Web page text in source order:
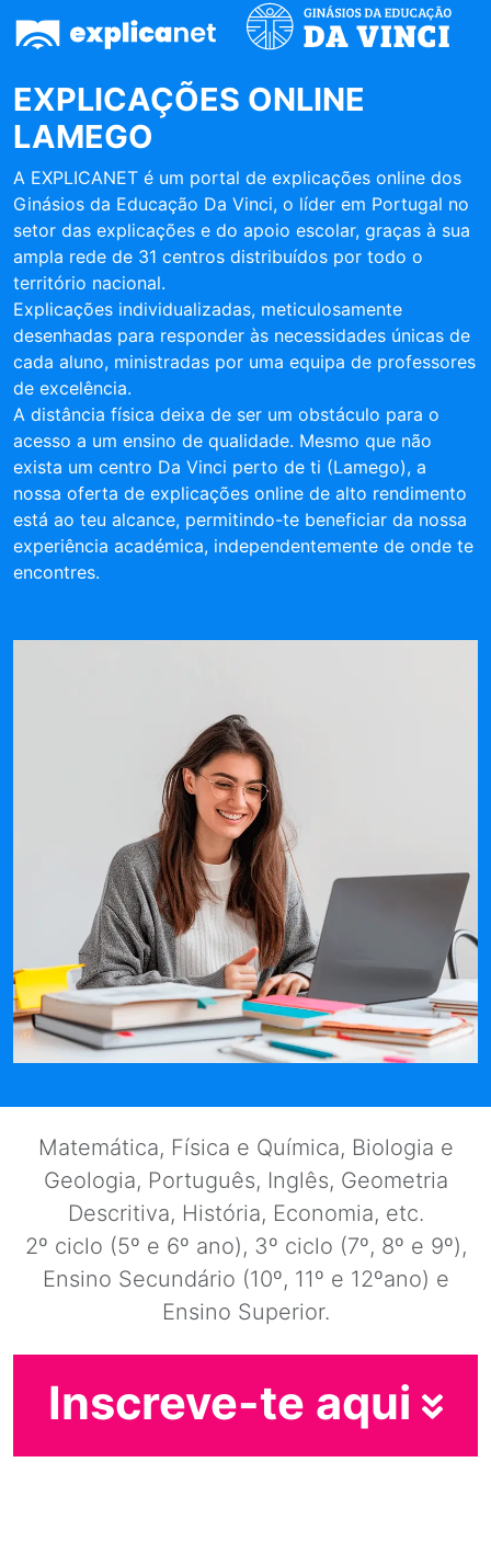
EXPLICAÇÕES ONLINE
LAMEGO
A EXPLICANET é um portal de explicações online dos
Ginásios da Educação Da Vinci, o líder em Portugal no
setor das explicações e do apoio escolar, graças à sua
ampla rede de 31 centros distribuídos por todo o
território nacional.
Explicações individualizadas, meticulosamente
desenhadas para responder às necessidades únicas de
cada aluno, ministradas por uma equipa de professores
de excelência.
A distância física deixa de ser um obstáculo para o
acesso a um ensino de qualidade. Mesmo que não
exista um centro Da Vinci perto de ti (Lamego), a
nossa oferta de explicações online de alto rendimento
está ao teu alcance, permitindo-te beneficiar da nossa
experiência académica, independentemente de onde te
encontres.
Matemática, Física e Química, Biologia e
Geologia, Português, Inglês, Geometria
Descritiva, História, Economia, etc.
2º ciclo (5º e 6º ano), 3º ciclo (7º, 8º e 9º),
Ensino Secundário (10º, 11º e 12ºano) e
Ensino Superior.
Inscreve-te aqui